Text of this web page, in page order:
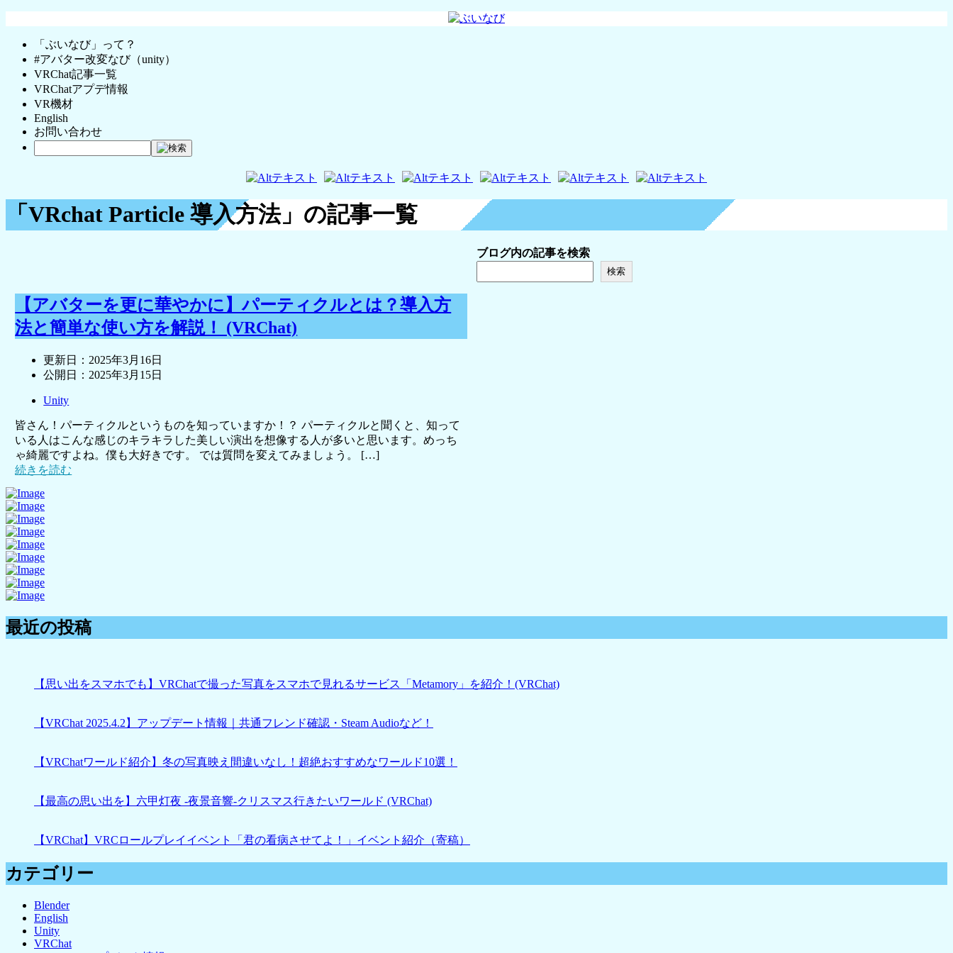
「ぶいなび」って？
#アバター改変なび（unity）
VRChat記事一覧
VRChatアプデ情報
VR機材
English
お問い合わせ
「VRchat Particle 導入方法」の記事一覧
【アバターを更に華やかに】パーティクルとは？導入方
法と簡単な使い方を解説！ (VRChat)
更新日： 2025年3月16日
公開日： 2025年3月15日
Unity
皆さん！パーティクルというものを知っていますか！？ パーティクルと聞くと、知って
いる人はこんな感じのキラキラした美しい演出を想像する人が多いと思います。めっち
ゃ綺麗ですよね。僕も大好きです。 では質問を変えてみましょう。 […]
続きを読む
ブログ内の記事を検索
検索
最近の投稿
【思い出をスマホでも】VRChatで撮った写真をスマホで見れるサービス「Metamory」を紹介！(VRChat)
【VRChat 2025.4.2】アップデート情報｜共通フレンド確認・Steam Audioなど！
【VRChatワールド紹介】冬の写真映え間違いなし！超絶おすすめなワールド10選！
【最高の思い出を】六甲灯夜 -夜景音響-クリスマス行きたいワールド (VRChat)
【VRChat】VRCロールプレイイベント「君の看病させてよ！」イベント紹介（寄稿）
カテゴリー
Blender
English
Unity
VRChat